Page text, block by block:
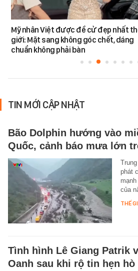
Mỹ nhân Việt được đề cử đẹp nhất
giới: Mặt sang không góc chết, dáng
chuẩn không phải bàn
TIN MỚI CẬP NHẬT
Bão Dolphin hướng vào
Quốc, cảnh báo mưa lớn
phát
của
THẾ
Tình hình Lê Giang Patrik
Oanh sau khi rộ tin hẹn hò